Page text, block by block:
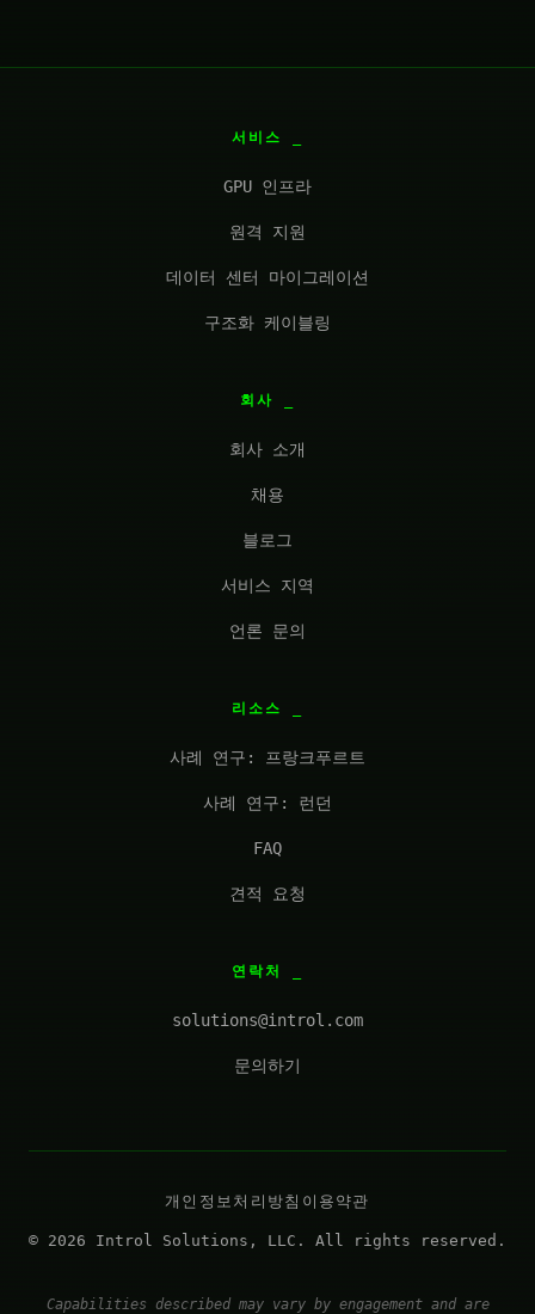
서비스
GPU 인프라
원격 지원
데이터 센터 마이그레이션
구조화 케이블링
회사
회사 소개
채용
블로그
서비스 지역
언론 문의
리소스
사례 연구: 프랑크푸르트
사례 연구: 런던
FAQ
견적 요청
연락처
solutions@introl.com
문의하기
개인정보처리방침 이용약관
© 2026 Introl Solutions, LLC. All rights reserved.
Capabilities described may vary by engagement and are